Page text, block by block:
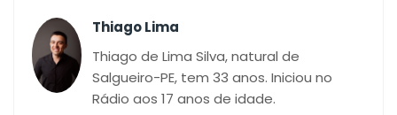
Thiago Lima
Thiago de Lima Silva, natural de
Salgueiro-PE, tem 33 anos. Iniciou no
Rádio aos 17 anos de idade.